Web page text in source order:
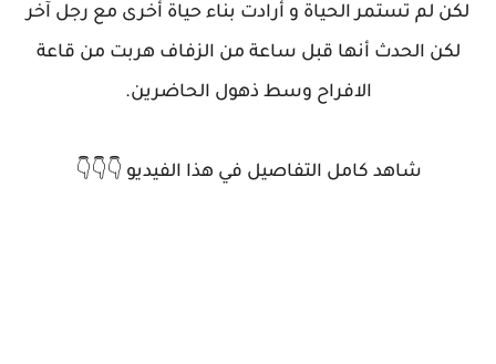
لكن لم تستمر الحياة و أرادت بناء حياة أخرى مع رجل آخر
لكن الحدث أنها قبل ساعة من الزفاف هربت من قاعة
الافراح وسط ذهول الحاضرين.
شاهد كامل التفاصيل في هذا الفيديو 👇👇👇